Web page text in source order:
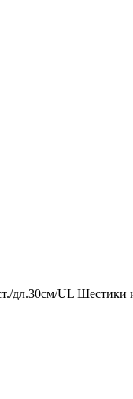
дл.30см/UL Шестики